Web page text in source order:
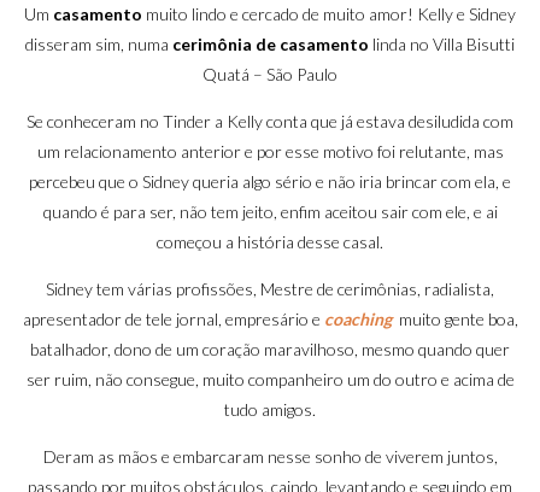
Um casamento muito lindo e cercado de muito amor! Kelly e Sidney
disseram sim, numa cerimônia de casamento linda no Villa Bisutti
Quatá – São Paulo
Se conheceram no Tinder a Kelly conta que já estava desiludida com
um relacionamento anterior e por esse motivo foi relutante, mas
percebeu que o Sidney queria algo sério e não iria brincar com ela, e
quando é para ser, não tem jeito, enfim aceitou sair com ele, e ai
começou a história desse casal.
Sidney tem várias profissões, Mestre de cerimônias, radialista,
apresentador de tele jornal, empresário e coachingmuito gente boa,
batalhador, dono de um coração maravilhoso, mesmo quando quer
ser ruim, não consegue, muito companheiro um do outro e acima de
tudo amigos.
Deram as mãos e embarcaram nesse sonho de viverem juntos,
passando por muitos obstáculos, caindo, levantando e seguindo em